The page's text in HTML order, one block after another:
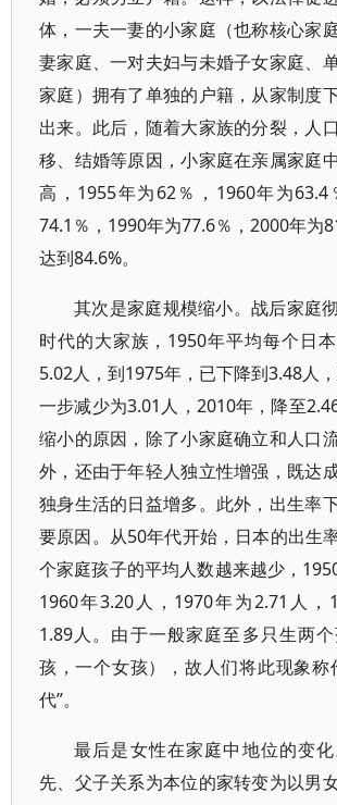
体，一夫一妻的小家庭（也称核心家
妻家庭、一对夫妇与未婚子女家庭、
家庭）拥有了单独的户籍，从家制度
出来。此后，随着大家族的分裂，人
移、结婚等原因，小家庭在亲属家庭
高，1955年为62％，1960年为63.4
74.1％，1990年为77.6％，2000年为
达到84.6%。
其次是家庭规模缩小。战后家庭
时代的大家族，1950年平均每个日
5.02人，到1975年，已下降到3.48人
一步减少为3.01人，2010年，降至
缩小的原因，除了小家庭确立和人口
外，还由于年轻人独立性增强，既达
独身生活的日益增多。此外，出生率
要原因。从50年代开始，日本的出生
个家庭孩子的平均人数越来越少，
1960年3.20人，1970年为2.71人，
1.89人。由于一般家庭至多只生两
孩，一个女孩），故人们将此现象称
代”。
最后是女性在家庭中地位的变
先、父子关系为本位的家转变为以男